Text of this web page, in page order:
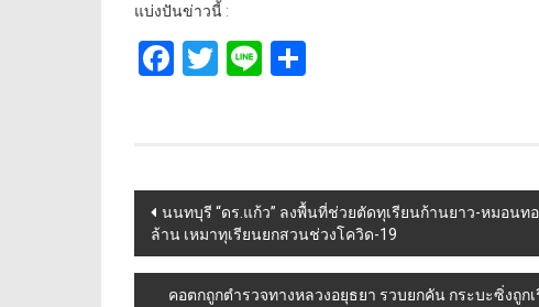
แบ่งปันข่าวนี้ :
Facebook
Twitter
Line
Post
navigation
นนทบุรี “ดร.แก้ว” ลงพื้นที่ช่วยตัดทุเรียนก้านยาว-หมอนทอ
ล้าน เหมาทุเรียนยกสวนช่วงโควิด-19
คอตกถูกตำรวจทางหลวงอยุธยา รวบยกคัน กระบะซิ่งถูก